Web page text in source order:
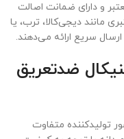
و دارای ضمانت اصالت
مانند دیجی‌کالا، ترب، یا
سریع ارائه می‌دهند.
ضدتعریق
تولیدکننده متفاوت